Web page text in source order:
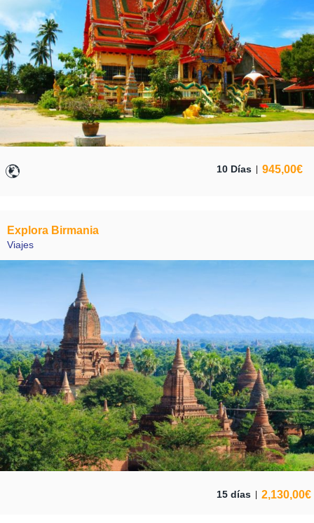
10 Días 945,00€
Explora Birmania
Viajes
15 días 2,130,00€